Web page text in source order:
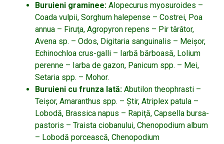
Buruieni graminee: Alopecurus myosuroides –
Coada vulpii, Sorghum halepense – Costrei, Poa
annua – Firuţa, Agropyron repens – Pir târâtor,
Avena sp. – Odos, Digitaria sanguinalis – Meişor,
Echinochloa crus-galli – Iarbă bărboasă, Lolium
perenne – Iarba de gazon, Panicum spp. – Mei,
Setaria spp. – Mohor.
Buruieni cu frunza lată: Abutilon theophrasti –
Teişor, Amaranthus spp. – Ştir, Atriplex patula –
Lobodă, Brassica napus – Rapiţă, Capsella bursa-
pastoris – Traista ciobanului, Chenopodium album
– Lobodă porcească, Chenopodium